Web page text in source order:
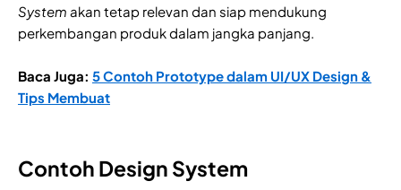
System akan tetap relevan dan siap mendukung
perkembangan produk dalam jangka panjang.
Baca Juga: 5 Contoh Prototype dalam UI/UX Design &
Tips Membuat
Contoh Design System